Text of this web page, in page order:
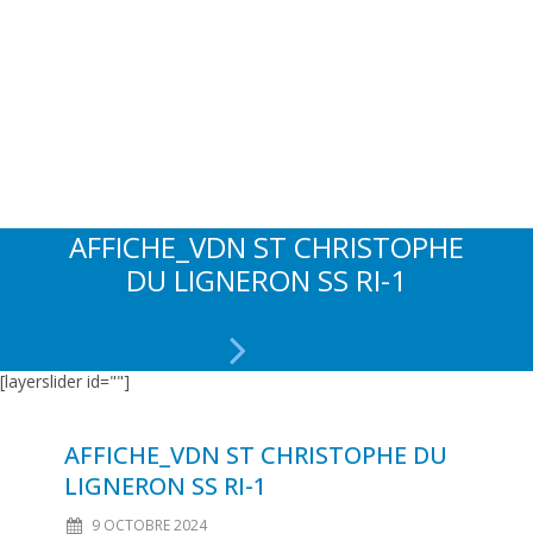
AFFICHE_VDN ST CHRISTOPHE
DU LIGNERON SS RI-1
[layerslider id=""]
AFFICHE_VDN ST CHRISTOPHE DU
LIGNERON SS RI-1
9 OCTOBRE 2024